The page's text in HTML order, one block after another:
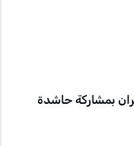
بمشاركة حاشدة